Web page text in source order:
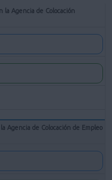
la Agencia de Colocación
Agencia de Colocación de Empleo